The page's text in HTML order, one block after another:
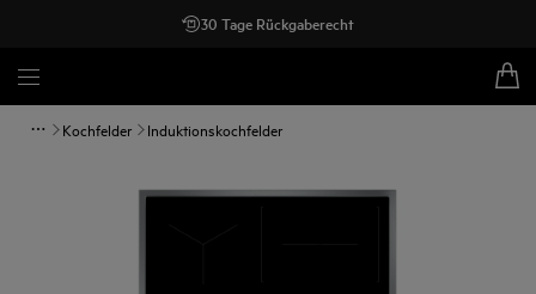
30 Tage Rückgaberecht
Kochfelder Induktionskochfelder